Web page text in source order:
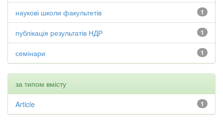
1
наукові школи факультетів
1
публікація результатів НДР
1
семінари
за типом вмісту
1
Article